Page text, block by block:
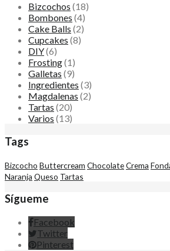
Bizcochos (18)
Bombones (4)
Cake Balls (2)
Cupcakes (8)
DIY(6)
Frosting(1)
Galletas (9)
Ingredientes (3)
Magdalenas (2)
Tartas (20)
Varios (13)
Tags
Bizcocho Buttercream ChocolateCrema
Naranja Queso Tartas
Sígueme
Facebook
Twitter
Pinterest